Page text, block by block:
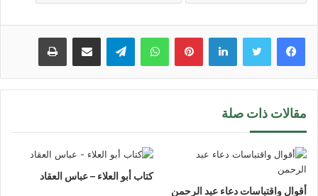
لينكدإن بينتيريستواتساب تيلقرام مشاركة عبر البريد طباعة
مقالات ذات صلة
أقوال واقتباسات دعاء عبد الرحمن
كتاب أبو العلاء – عباس العقاد